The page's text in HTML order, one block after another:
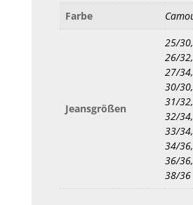
Farbe
Jeansgrößen
25/
26/
27/
30/
31/
32/
33/
34/
36/
38/36